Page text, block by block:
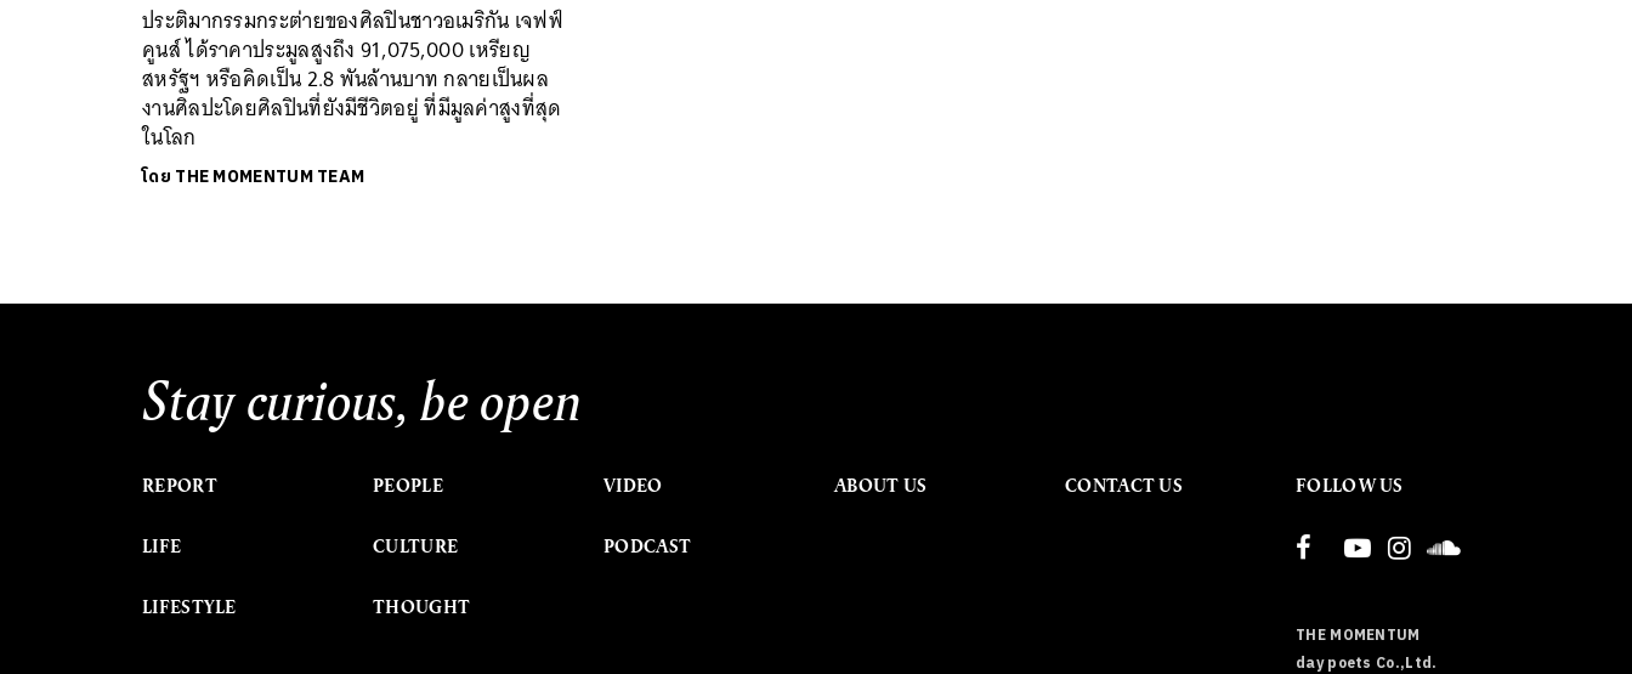
ประติมากรรมกระต่ายของศิลปินชาวอเมริกัน เจฟฟ์
คูนส์ ได้ราคาประมูลสูงถึง 91,075,000 เหรียญ
สหรัฐฯ หรือคิดเป็น 2.8 พันล้านบาท กลายเป็นผล
งานศิลปะโดยศิลปินที่ยังมีชีวิตอยู่ ที่มีมูลค่าสูงที่สุด
ในโลก
โดย THE MOMENTUM TEAM
Stay curious, be open
REPORT
LIFE
LIFESTYLE
PEOPLE
CULTURE
THOUGHT
VIDEO
PODCAST
ABOUT US CONTACT US FOLLOW US
THE MOMENTUM
day poets Co.,Ltd.